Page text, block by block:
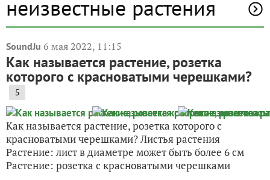
неизвестные растения
SoundJu 6 мая 2022, 11:15
Как называется растение, розетка
которого с красноватыми черешками?
5
Как называется растение, розетка которого с
красноватыми черешками? Листья растения
Растение: лист в диаметре может быть более 6 см
Растение: розетка с красноватыми черешками